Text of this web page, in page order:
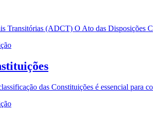
Transitórias (ADCT) O Ato das Disposições
das Constituições é essencial para